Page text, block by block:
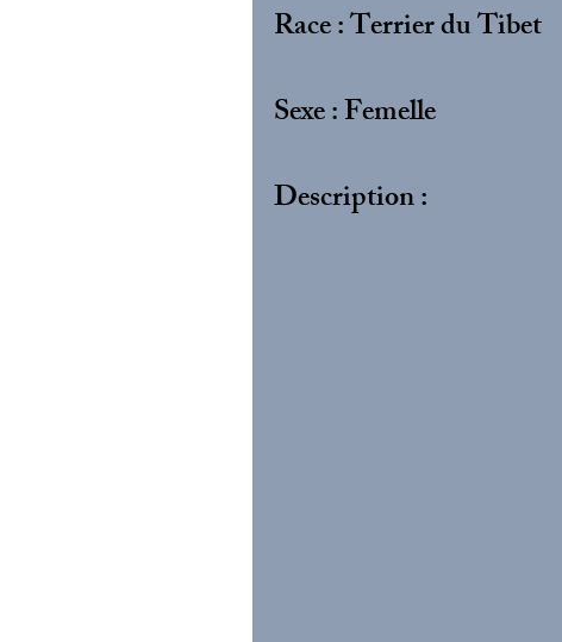
Race : Terrier du Tibet
Sexe : Femelle
Description :